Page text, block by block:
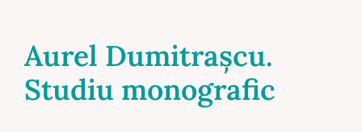
Aurel Dumitrașcu.
Studiu monografic